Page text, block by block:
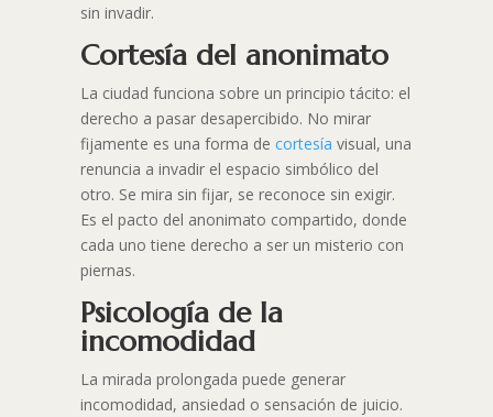
sin invadir.
Cortesía del anonimato
La ciudad funciona sobre un principio tácito: el
derecho a pasar desapercibido. No mirar
fijamente es una forma de cortesía visual, una
renuncia a invadir el espacio simbólico del
otro. Se mira sin fijar, se reconoce sin exigir.
Es el pacto del anonimato compartido, donde
cada uno tiene derecho a ser un misterio con
piernas.
Psicología de la
incomodidad
La mirada prolongada puede generar
incomodidad, ansiedad o sensación de juicio.